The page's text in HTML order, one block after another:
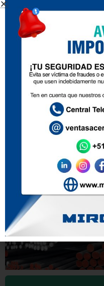
BARRA REDONDA LISA SAE
1020